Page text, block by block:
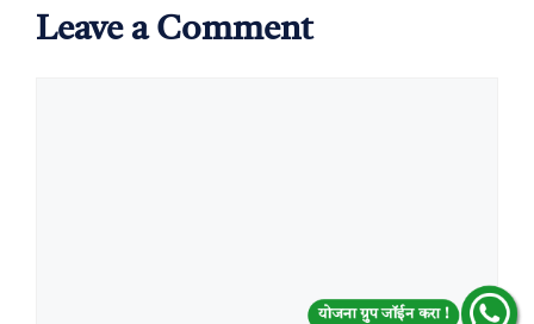
Leave a Comment
योजना ग्रुप जॉईन करा !